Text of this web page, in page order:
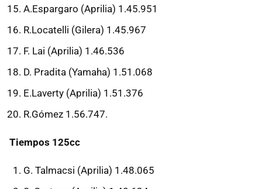
A.Espargaro (Aprilia) 1.45.951
R.Locatelli (Gilera) 1.45.967
F. Lai (Aprilia) 1.46.536
D. Pradita (Yamaha) 1.51.068
E.Laverty (Aprilia) 1.51.376
R.Gómez 1.56.747.
Tiempos 125cc
G. Talmacsi (Aprilia) 1.48.065